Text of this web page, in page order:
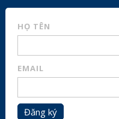
HỌ TÊN
EMAIL
Đăng ký